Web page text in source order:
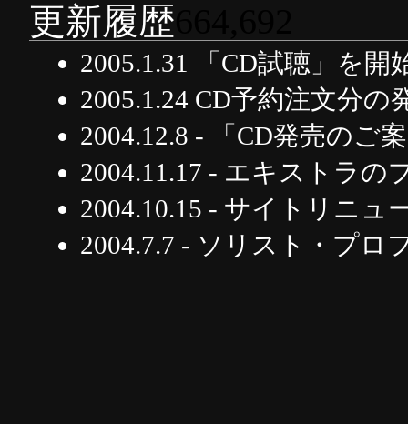
更新履歴
2005.1.31 「CD試聴」を開
2005.1.24 CD予約注文分
2004.12.8 - 「CD発売のご
2004.11.17 - エキストラの
2004.10.15 - サイトリニュ
2004.7.7 - ソリスト・プロ